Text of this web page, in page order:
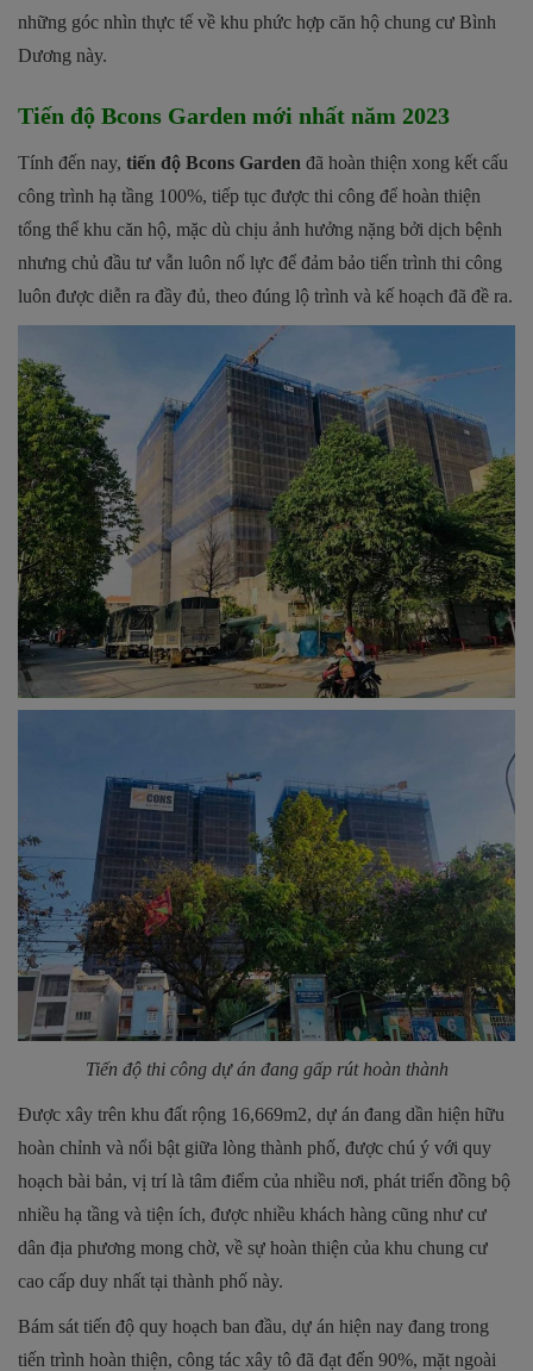
những góc nhìn thực tế về khu phức hợp căn hộ chung cư Bình
Dương này.
Tiến độ Bcons Garden mới nhất năm 2023
Tính đến nay, tiến độ Bcons Garden đã hoàn thiện xong kết cấu
công trình hạ tầng 100%, tiếp tục được thi công để hoàn thiện
tổng thể khu căn hộ, mặc dù chịu ảnh hưởng nặng bởi dịch bệnh
nhưng chủ đầu tư vẫn luôn nổ lực để đảm bảo tiến trình thi công
luôn được diễn ra đầy đủ, theo đúng lộ trình và kế hoạch đã đề ra.
Tiến độ thi công dự án đang gấp rút hoàn thành
Được xây trên khu đất rộng 16,669m2, dự án đang dần hiện hữu
hoàn chỉnh và nổi bật giữa lòng thành phố, được chú ý với quy
hoạch bài bản, vị trí là tâm điểm của nhiều nơi, phát triển đồng bộ
nhiều hạ tầng và tiện ích, được nhiều khách hàng cũng như cư
dân địa phương mong chờ, về sự hoàn thiện của khu chung cư
cao cấp duy nhất tại thành phố này.
Bám sát tiến độ quy hoạch ban đầu, dự án hiện nay đang trong
tiến trình hoàn thiện, công tác xây tô đã đạt đến 90%, mặt ngoài